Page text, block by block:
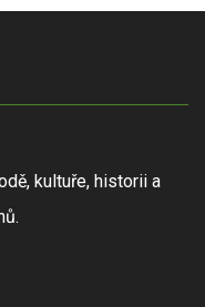
kultuře, historii a